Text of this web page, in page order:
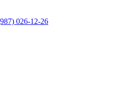
026-12-26